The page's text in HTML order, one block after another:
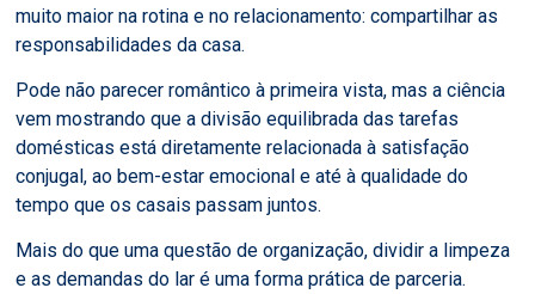
muito maior na rotina e no relacionamento: compartilhar as
responsabilidades da casa.
Pode não parecer romântico à primeira vista, mas a ciência
vem mostrando que a divisão equilibrada das tarefas
domésticas está diretamente relacionada à satisfação
conjugal, ao bem-estar emocional e até à qualidade do
tempo que os casais passam juntos.
Mais do que uma questão de organização, dividir a limpeza
e as demandas do lar é uma forma prática de parceria.